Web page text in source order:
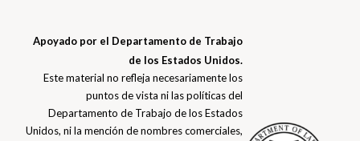
Apoyado por el Departamento de Trabajo
de los Estados Unidos.
Este material no refleja necesariamente los
puntos de vista ni las políticas del
Departamento de Trabajo de los Estados
Unidos, ni la mención de nombres comerciales,